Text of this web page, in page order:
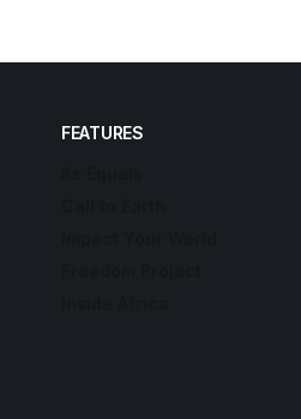
FEATURES